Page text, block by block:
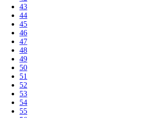
43
44
45
46
47
48
49
50
51
52
53
54
55